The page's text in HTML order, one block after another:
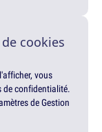
cookies
vous
de confidentialité.
de Gestion